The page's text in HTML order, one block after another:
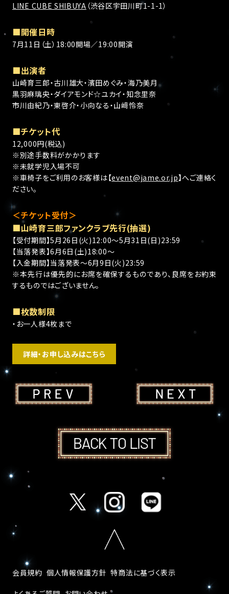
LINE CUBE SHIBUYA （渋谷区宇田川町1-1-1）
■開催日時
7月11日（土）18:00開場／19:00開演
■出演者
山崎育三郎・古川雄大・濱田めぐみ・海乃美月
黒羽麻璃央・ダイアモンド☆ユカイ・知念里奈
市川由紀乃・東啓介・小向なる・山﨑怜奈
■チケット代
12,000円(税込)
※別途手数料がかかります
※未就学児入場不可
※車椅子をご利用のお客様は【event@jame.or.jp】へご連絡く
ださい。
＜チケット受付＞
■山崎育三郎ファンクラブ先行(抽選)
【受付期間】5月26日(火)12:00〜5月31日(日)23:59
【当落発表】6月6日(土)18:00〜
【入金期間】当落発表〜6月9日(火)23:59
※本先行は優先的にお席を確保するものであり、良席をお約束
するものではございません。
■枚数制限
・お一人様4枚まで
詳細・お申し込みはこちら
会員規約 個人情報保護方針 特商法に基づく表示